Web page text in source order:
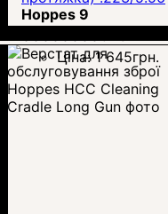
Hoppes 9 BoreSnake
Viper
Hoppes 9
Ціна:1 645грн.